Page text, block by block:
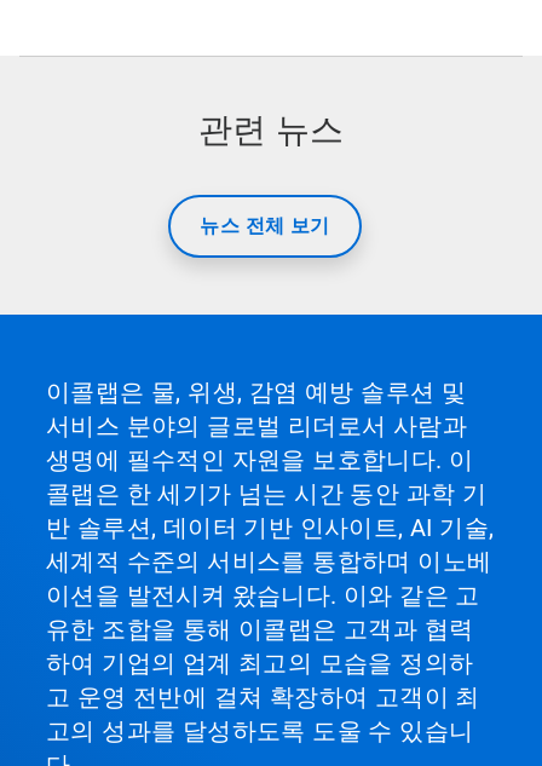
관련 뉴스
뉴스 전체 보기
이콜랩은 물, 위생, 감염 예방 솔루션 및
서비스 분야의 글로벌 리더로서 사람과
생명에 필수적인 자원을 보호합니다. 이
콜랩은 한 세기가 넘는 시간 동안 과학 기
반 솔루션, 데이터 기반 인사이트, AI 기술,
세계적 수준의 서비스를 통합하며 이노베
이션을 발전시켜 왔습니다. 이와 같은 고
유한 조합을 통해 이콜랩은 고객과 협력
하여 기업의 업계 최고의 모습을 정의하
고 운영 전반에 걸쳐 확장하여 고객이 최
고의 성과를 달성하도록 도울 수 있습니